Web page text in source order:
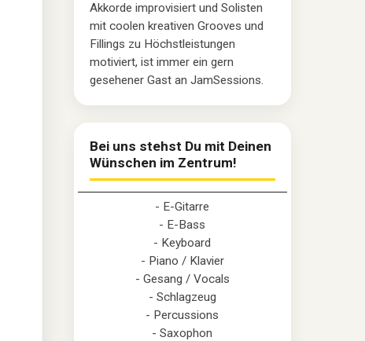
Akkorde improvisiert und Solisten
mit coolen kreativen Grooves und
Fillings zu Höchstleistungen
motiviert, ist immer ein gern
gesehener Gast an JamSessions.
Bei uns stehst Du mit Deinen
Wünschen im Zentrum!
- E-Gitarre
- E-Bass
- Keyboard
- Piano / Klavier
- Gesang / Vocals
- Schlagzeug
- Percussions
- Saxophon